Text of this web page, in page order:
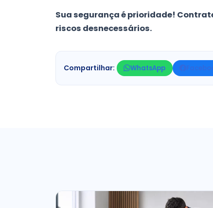
Sua segurança é prioridade!
riscos desnecessários.
Compartilhar: WhatsApp